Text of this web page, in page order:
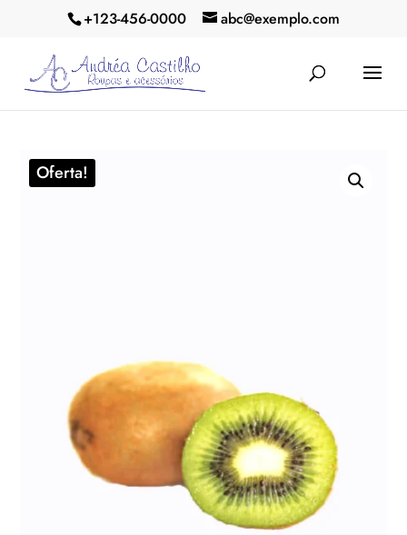
+123-456-0000 abc@exemplo.com
Oferta!